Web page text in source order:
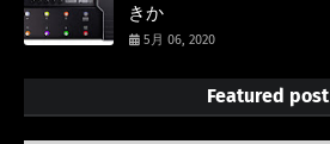
きか
5月 06, 2020
Featured post